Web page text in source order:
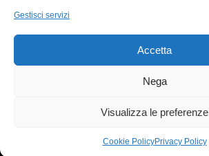
Gestisci servizi
Accetta
Nega
Visualizza le preferenze
Cookie PolicyPrivacy Policy
P.IVA: 05019870483
SDI: 5RUO82D
Cookie Policy|Privacy Policy